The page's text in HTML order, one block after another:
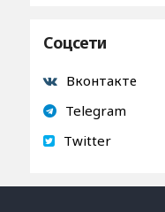
Соцсети
Вконтакте
Telegram
Twitter